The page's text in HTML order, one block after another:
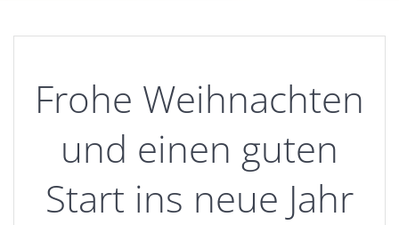
Frohe Weihnachten
und einen guten
Start ins neue Jahr